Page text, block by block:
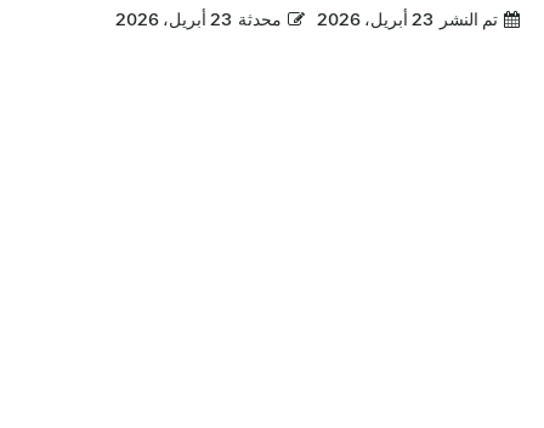
تم النشر 23 أبريل، 2026 محدثة 23 أبريل، 2026